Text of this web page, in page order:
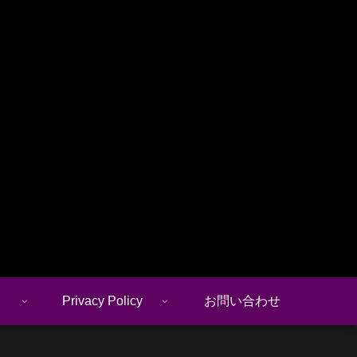
Privacy Policy お問い合わせ